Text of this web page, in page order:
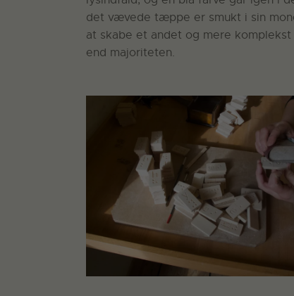
det vævede tæppe er smukt i sin
at skabe et andet og mere
end majoriteten.